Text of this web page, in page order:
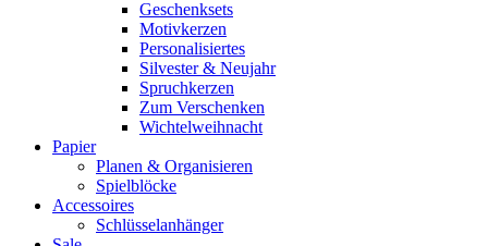
Geschenksets
Motivkerzen
Personalisiertes
Silvester & Neujahr
Spruchkerzen
Zum Verschenken
Wichtelweihnacht
Papier
Planen & Organisieren
Spielblöcke
Accessoires
Schlüsselanhänger